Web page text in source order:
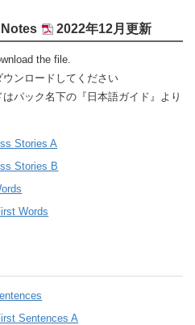
Notes 2022年12月更新
the file.
ンロードしてください
パック名下の『日本語ガイド』より
Stories A
Stories B
Words
Sentences A